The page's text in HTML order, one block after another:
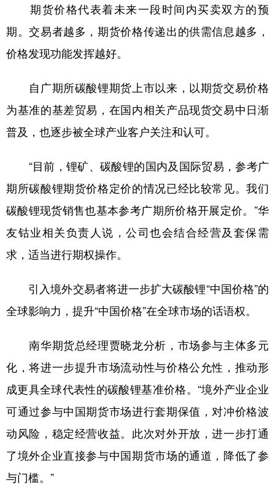
山东 河南 湖北 湖南
广东 广西
新疆 内蒙古 黑龙江
多语种频道
Русский язык 日本語 한국어
Deutsch Português
期货价格代表着未来一段时间内买卖双方的预
期。交易者越多，期货价格传递出的供需信息越多，
价格发现功能发挥越好。
自广期所碳酸锂期货上市以来，以期货交易价格
为基准的基差贸易，在国内相关产品现货交易中日渐
普及，也逐步被全球产业客户关注和认可。
“目前，锂矿、碳酸锂的国内及国际贸易，参考广
期所碳酸锂期货价格定价的情况已经比较常见。我们
碳酸锂现货销售也基本参考广期所价格开展定价。”华
友钴业相关负责人说，公司也会结合经营及套保需
求，适当进行期权操作。
引入境外交易者将进一步扩大碳酸锂“中国价格”的
全球影响力，提升“中国价格”在全球市场的话语权。
南华期货总经理贾晓龙分析，市场参与主体多元
化，将进一步提升市场流动性与价格公允性，推动形
成更具全球代表性的碳酸锂基准价格。“境外产业企业
可通过参与中国期货市场进行套期保值，对冲价格波
动风险，稳定经营收益。此次对外开放，进一步打通
了境外企业直接参与中国期货市场的通道，降低了参
与门槛。”